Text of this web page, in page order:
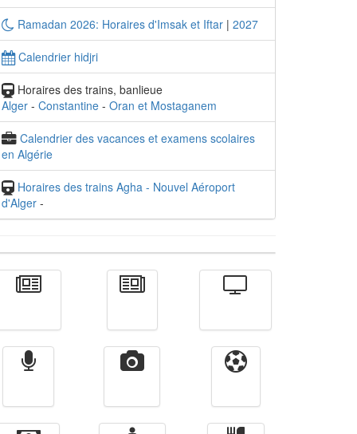
Ramadan 2026: Horaires d'Imsak et Iftar | 2027
Calendrier hidjri
Horaires des trains, banlieue
Alger - Constantine - Oran et Mostaganem
Calendrier des vacances et examens scolaires
en Algérie
Horaires des trains Agha - Nouvel Aéroport
d'Alger -